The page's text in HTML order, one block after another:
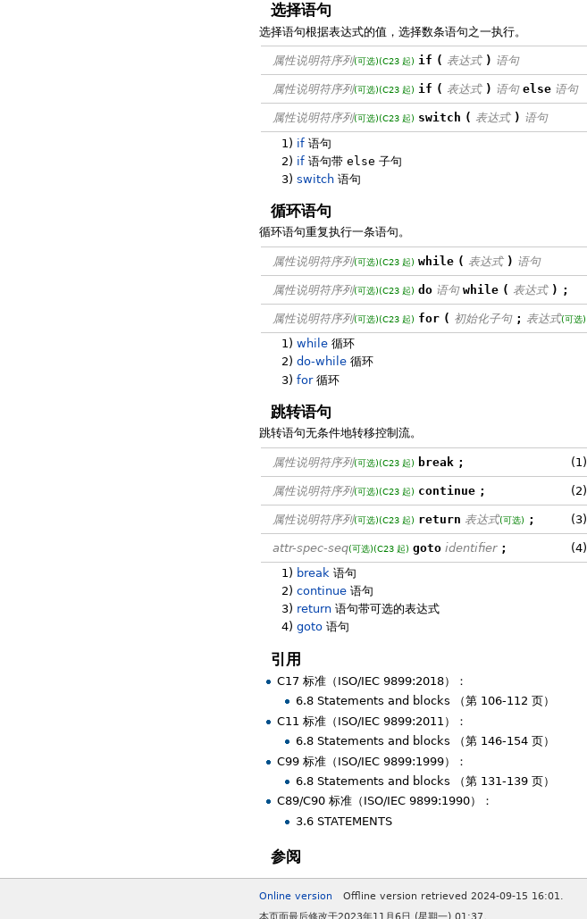
选择语句
选择语句根据表达式的值，选择数条语句之一执行。
属性说明符序列(可选)(C23 起) if ( 表达式 ) 语句
属性说明符序列(可选)(C23 起) if ( 表达式 ) 语句 else 语句
属性说明符序列(可选)(C23 起) switch ( 表达式 ) 语句
1) if 语句
2) if 语句带else 子句
3) switch 语句
循环语句
循环语句重复执行一条语句。
属性说明符序列(可选)(C23 起) while ( 表达式 ) 语句
属性说明符序列(可选)(C23 起) do 语句 while ( 表达式 ) ;
属性说明符序列(可选)(C23 起) for ( 初始化子句 ; 表达式(可选)
1) while 循环
2) do-while 循环
3) for循环
跳转语句
跳转语句无条件地转移控制流。
属性说明符序列(可选)(C23 起) break ; (1)
属性说明符序列(可选)(C23 起) continue ; (2)
属性说明符序列(可选)(C23 起) return 表达式(可选) ; (3)
attr-spec-seq(可选)(C23 起) goto identifier ;
(4)
1) break 语句
2) continue 语句
3) return 语句带可选的表达式
4) goto 语句
引用
C17 标准（ISO/IEC 9899:2018）：
6.8 Statements and blocks （第 106-112 页）
C11 标准（ISO/IEC 9899:2011）：
6.8 Statements and blocks （第 146-154 页）
C99 标准（ISO/IEC 9899:1999）：
6.8 Statements and blocks （第 131-139 页）
C89/C90 标准（ISO/IEC 9899:1990）：
3.6 STATEMENTS
参阅
Online version
Offline version retrieved 2024-09-15 16:01.
本页面最后修改于2023年11月6日 (星期一) 01:37。